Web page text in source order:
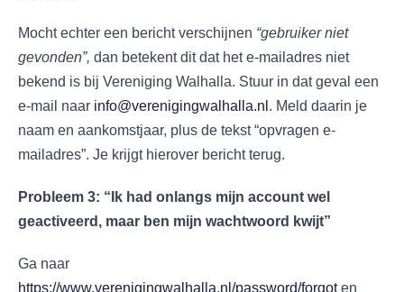
Mocht echter een bericht verschijnen “gebruiker niet
gevonden”, dan betekent dit dat het e-mailadres niet
bekend is bij Vereniging Walhalla. Stuur in dat geval een
e-mail naar info@verenigingwalhalla.nl . Meld daarin je
naam en aankomstjaar, plus de tekst “opvragen e-
mailadres”. Je krijgt hierover bericht terug.
Probleem 3: “Ik had onlangs mijn account wel
geactiveerd, maar ben mijn wachtwoord kwijt”
Ga naar
https://www.verenigingwalhalla.nl/password/forgoten